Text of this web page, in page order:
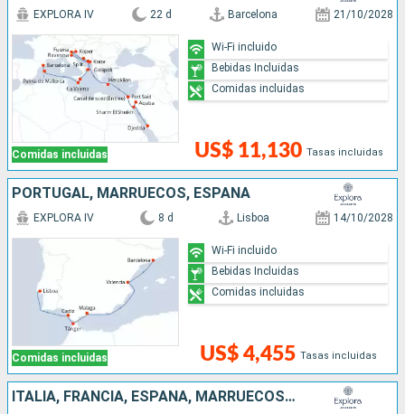
Comidas incluidas
EXPLORA IV 22 d Barcelona 21/10/2028
US$ 11,130 Tasas incluidas
Wi-Fi incluido
Bebidas Incluidas
Comidas incluidas
PORTUGAL, MARRUECOS, ESPAÑA
Comidas incluidas
EXPLORA IV 8 d Lisboa 14/10/2028
US$ 4,455 Tasas incluidas
Wi-Fi incluido
Bebidas Incluidas
Comidas incluidas
ITALIA, FRANCIA, ESPAÑA, MARRUECOS, PORTUGAL